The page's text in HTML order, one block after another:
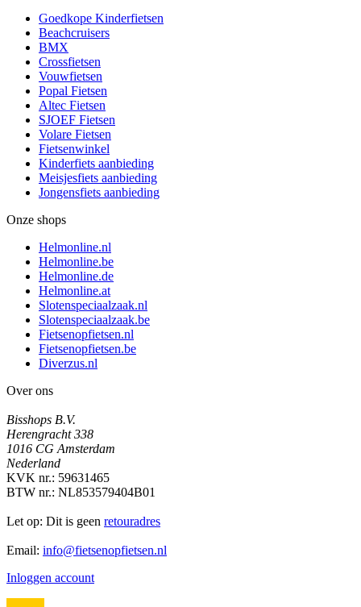
Goedkope Kinderfietsen
Beachcruisers
BMX
Crossfietsen
Vouwfietsen
Popal Fietsen
Altec Fietsen
SJOEF Fietsen
Volare Fietsen
Fietsenwinkel
Kinderfiets aanbieding
Meisjesfiets aanbieding
Jongensfiets aanbieding
Onze shops
Helmonline.nl
Helmonline.be
Helmonline.de
Helmonline.at
Slotenspeciaalzaak.nl
Slotenspeciaalzaak.be
Fietsenopfietsen.nl
Fietsenopfietsen.be
Diverzus.nl
Over ons
Bisshops B.V.
Herengracht 338
1016 CG Amsterdam
Nederland
KVK nr.: 59631465
BTW nr.: NL853579404B01
Let op: Dit is geen retouradres
Email: info@fietsenopfietsen.nl
Inloggen account